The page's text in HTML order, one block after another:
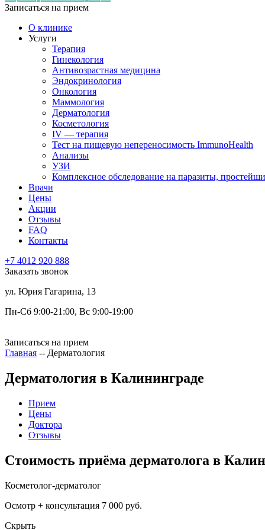
Записаться на прием
О клинике
Услуги
Терапия
Гинекология
Антивозрастная медицина
Эндокринология
Онкология
Маммология
Дерматология
Косметология
IV — терапия
Тест на пищевую непереносимость ImmunoHealth
Анализы
УЗИ
Комплексное обследование на паразиты,
Врачи
Цены
Акции
Отзывы
FAQ
Контакты
+7 4012 920 888
Заказать звонок
ул. Юрия Гагарина, 13
Пн-Сб 9:00-21:00, Вс 9:00-19:00
Записаться на прием
Главная -- Дерматология
Дерматология в Калининграде
Прием
Цены
Доктора
Отзывы
Стоимость приёма дерматолога в
Косметолог-дерматолог
Осмотр + консультация 7 000 руб.
Скрыть